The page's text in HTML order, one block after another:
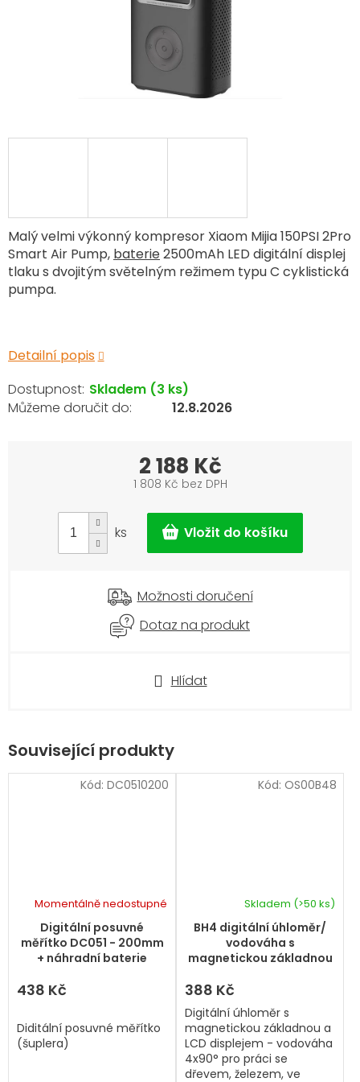
Malý velmi výkonný kompresor Xiaom Mijia 150PSI 2Pro
Smart Air Pump, baterie2500mAh LED digitální displej
tlaku s dvojitým světelným režimem typu C cyklistická
pumpa.
Detailní popis
Hlídat
Skladem (3 ks)
12.8.2026
2 188 Kč
1 808 Kč bez DPH
cena:
ks
Možnosti doručení
Dotaz na produkt
Související produkty
Digitální posuvné
měřítko DC051 - 200mm
+ náhradní baterie
Momentálně nedostupné
438 Kč
Diditální posuvné měřítko
(šuplera)
Kód: DC0510200
BH4 digitální úhloměr/
vodováha s
magnetickou základnou
hodnocení
produktu
je
z
hvězdiček.
Skladem (>50 ks)
388 Kč
Digitální úhloměr s
magnetickou základnou a
LCD displejem - vodováha
4x90° pro práci se
dřevem, železem, ve
Kód: OS00B48